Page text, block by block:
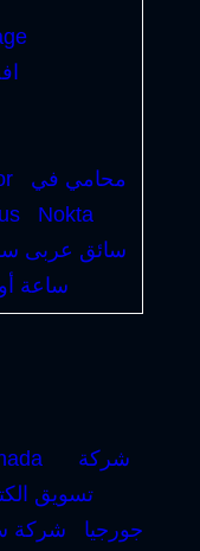
محامي في
Nokta
سائق عربى
ساعة
شركة
تسويق
جورجيا
شركة